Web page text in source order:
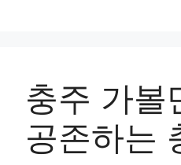
충주 가볼
공존하는